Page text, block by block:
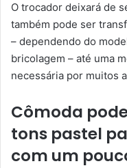
O trocador deixará de
também pode ser
– dependendo do
bricolagem – até uma
necessária por muitos
Cômoda
tons pastel
com um